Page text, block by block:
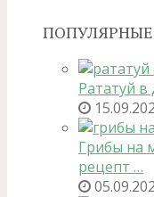
Рататуй в
Грибы на
рецепт …